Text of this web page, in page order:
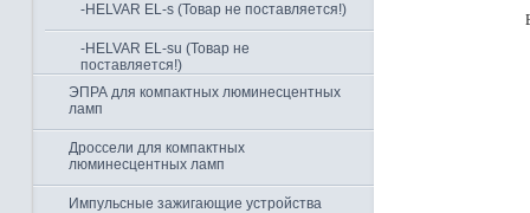
-HELVAR EL-s (Товар не поставляется!)
-HELVAR EL-su (Товар не
поставляется!)
ЭПРА для компактных люминесцентных
ламп
Дроссели для компактных
люминесцентных ламп
Импульсные зажигающие устройства